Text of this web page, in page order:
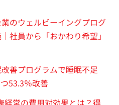
のウェルビーイングプログ
社員から「おかわり希望」
善プログラムで睡眠不足
53.3％改善